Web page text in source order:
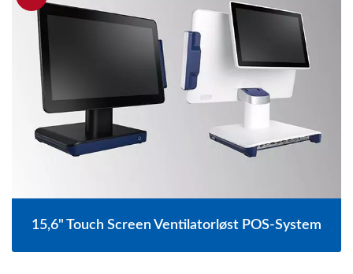
15,6" Touch Screen Ventilatorløst POS-System